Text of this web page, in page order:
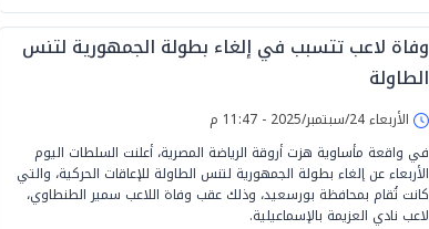
وفاة لاعب تتسبب في إلغاء بطولة الجمهورية لتنس
الطاولة
الأربعاء 24/سبتمبر/2025 - 11:47 م
في واقعة مأساوية هزت أروقة الرياضة المصرية، أعلنت السلطات اليوم
الأربعاء عن إلغاء بطولة الجمهورية لتنس الطاولة للإعاقات الحركية، والتي
كانت تُقام بمحافظة بورسعيد، وذلك عقب وفاة اللاعب سمير الطنطاوي،
لاعب نادي العزيمة بالإسماعيلية.